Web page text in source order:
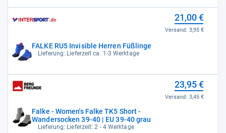
FALKE RU5 Invisible Herren Füßlinge
Lieferung: Lieferzeit ca. 1-3 Werktage
21,00 €
Versand: 3,95 €
Falke - Women's Falke TK5 Short -
Wandersocken 39-40 | EU 39-40 grau
Lieferung: Lieferzeit: 2 - 4 Werktage
23,95 €
Versand: 3,45 €